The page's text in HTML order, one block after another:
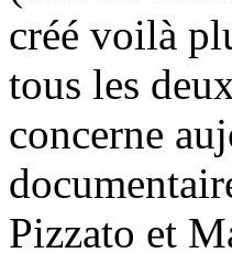
créé voilà
tous les
concerne
Pizzato et